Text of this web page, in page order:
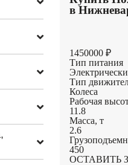
в
1450000 ₽
Тип питания
Тип
Колеса
Рабочая
11.8
Масса, т
2.6
450
ОСТАВИТЬ